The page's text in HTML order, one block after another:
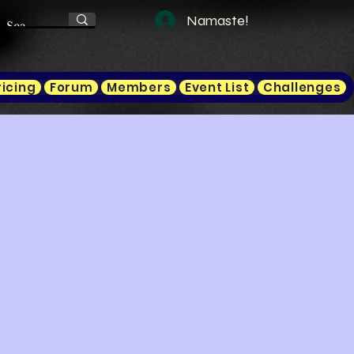
Namaste!
Forum Members Event List Challenges